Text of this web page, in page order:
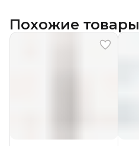
Похожие товары